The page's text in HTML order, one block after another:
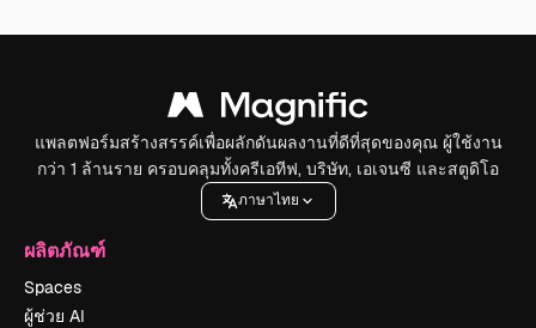
แพลตฟอร์มสร้างสรรค์เพื่อผลักดันผลงานที่ดีที่สุดของคุณ ผู้ใช้งาน
กว่า 1 ล้านราย ครอบคลุมทั้งครีเอทีฟ, บริษัท, เอเจนซี และสตูดิโอ
ภาษาไทย
ผลิตภัณฑ์
Spaces
ผู้ช่วย AI